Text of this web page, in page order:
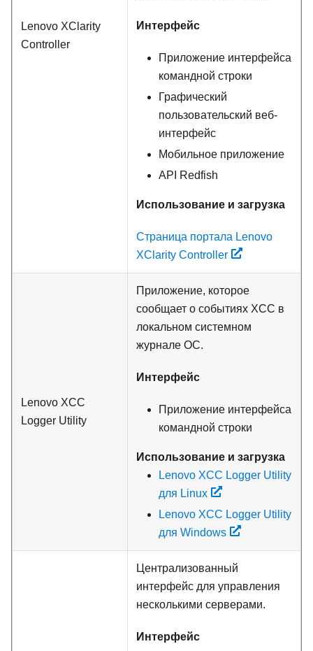
Lenovo XClarity
Controller
Интерфейс
Приложение интерфейса
командной строки
Графический
пользовательский веб-
интерфейс
Мобильное приложение
API Redfish
Использование и загрузка
Страница портала Lenovo
XClarity Controller
Lenovo XCC
Logger Utility
Приложение, которое
сообщает о событиях XCC в
локальном системном
журнале ОС.
Интерфейс
Приложение интерфейса
командной строки
Использование и загрузка
Lenovo XCC Logger Utility
для Linux
Lenovo XCC Logger Utility
для Windows
Централизованный
интерфейс для управления
несколькими серверами.
Интерфейс